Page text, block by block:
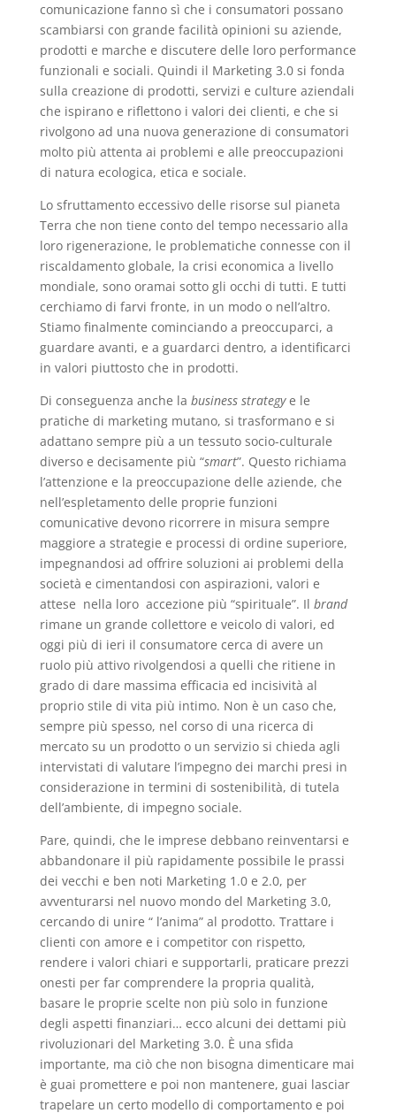
comunicazione fanno sì che i consumatori possano
scambiarsi con grande facilità opinioni su aziende,
prodotti e marche e discutere delle loro performance
funzionali e sociali. Quindi il Marketing 3.0 si fonda
sulla creazione di prodotti, servizi e culture aziendali
che ispirano e riflettono i valori dei clienti, e che si
rivolgono ad una nuova generazione di consumatori
molto più attenta ai problemi e alle preoccupazioni
di natura ecologica, etica e sociale.
Lo sfruttamento eccessivo delle risorse sul pianeta
Terra che non tiene conto del tempo necessario alla
loro rigenerazione, le problematiche connesse con il
riscaldamento globale, la crisi economica a livello
mondiale, sono oramai sotto gli occhi di tutti. E tutti
cerchiamo di farvi fronte, in un modo o nell’altro.
Stiamo finalmente cominciando a preoccuparci, a
guardare avanti, e a guardarci dentro, a identificarci
in valori piuttosto che in prodotti.
Di conseguenza anche la business strategye le
pratiche di marketing mutano, si trasformano e si
adattano sempre più a un tessuto socio-culturale
diverso e decisamente più “smart”. Questo richiama
l’attenzione e la preoccupazione delle aziende, che
nell’espletamento delle proprie funzioni
comunicative devono ricorrere in misura sempre
maggiore a strategie e processi di ordine superiore,
impegnandosi ad offrire soluzioni ai problemi della
società e cimentandosi con aspirazioni, valori e
attese nella loro accezione più “spirituale”. Il brand
rimane un grande collettore e veicolo di valori, ed
oggi più di ieri il consumatore cerca di avere un
ruolo più attivo rivolgendosi a quelli che ritiene in
grado di dare massima efficacia ed incisività al
proprio stile di vita più intimo. Non è un caso che,
sempre più spesso, nel corso di una ricerca di
mercato su un prodotto o un servizio si chieda agli
intervistati di valutare l’impegno dei marchi presi in
considerazione in termini di sostenibilità, di tutela
dell’ambiente, di impegno sociale.
Pare, quindi, che le imprese debbano reinventarsi e
abbandonare il più rapidamente possibile le prassi
dei vecchi e ben noti Marketing 1.0 e 2.0, per
avventurarsi nel nuovo mondo del Marketing 3.0,
cercando di unire “ l’anima” al prodotto. Trattare i
clienti con amore e i competitor con rispetto,
rendere i valori chiari e supportarli, praticare prezzi
onesti per far comprendere la propria qualità,
basare le proprie scelte non più solo in funzione
degli aspetti finanziari… ecco alcuni dei dettami più
rivoluzionari del Marketing 3.0. È una sfida
importante, ma ciò che non bisogna dimenticare mai
è guai promettere e poi non mantenere, guai lasciar
trapelare un certo modello di comportamento e poi